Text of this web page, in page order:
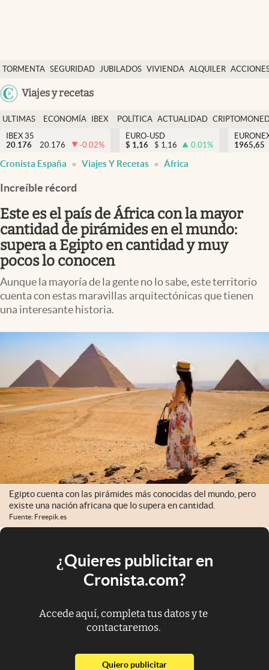
TORMENTA SEGURIDAD JUBILADOS VIVIENDA ALQUILER
USA
Viajes y recetas
Economía y finanzas
Política
Actualidad
Criptomonedas
España
ULTIMAS
NOTICIAS
ECONOMÍA
FINANZAS
IBEX
EURO
POLÍTICA ACTUALIDAD
IBEX 35
20.176
20.176 -0.02%
EURO-USD
$ 1,16 $ 1,16 0.01%
1965,65
Cronista España Viajes Y Recetas África
Increíble récord
Este es el país de África con la mayor
cantidad de pirámides en el mundo:
supera a Egipto en cantidad y muy
pocos lo conocen
Aunque la mayoría de la gente no lo sabe, este territorio
cuenta con estas maravillas arquitectónicas que tienen
una interesante historia.
Egipto cuenta con las pirámides más conocidas del mundo, pero
existe una nación africana que lo supera en cantidad.
Fuente: Freepik.es
¿Quieres publicitar en
Cronista.com?
Accede aquí, completa tus datos y te
contactaremos.
Quiero publicitarabre en nueva pestaña